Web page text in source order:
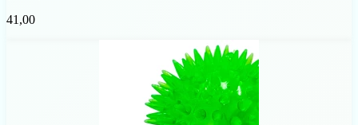
41,00